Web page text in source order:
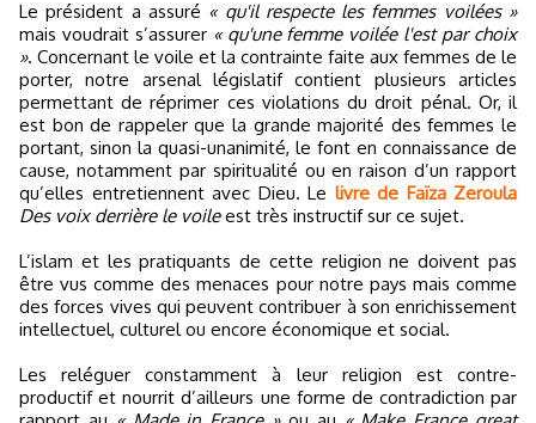
Le président a assuré « qu'il respecte les femmes voilées »
mais voudrait s’assurer « qu'une femme voilée l'est par choix
». Concernant le voile et la contrainte faite aux femmes de le
porter, notre arsenal législatif contient plusieurs articles
permettant de réprimer ces violations du droit pénal. Or, il
est bon de rappeler que la grande majorité des femmes le
portant, sinon la quasi-unanimité, le font en connaissance de
cause, notamment par spiritualité ou en raison d’un rapport
qu’elles entretiennent avec Dieu. Le livre de Faïza Zeroula
Des voix derrière le voileest très instructif sur ce sujet.
L’islam et les pratiquants de cette religion ne doivent pas
être vus comme des menaces pour notre pays mais comme
des forces vives qui peuvent contribuer à son enrichissement
intellectuel, culturel ou encore économique et social.
Les reléguer constamment à leur religion est contre-
productif et nourrit d’ailleurs une forme de contradiction par